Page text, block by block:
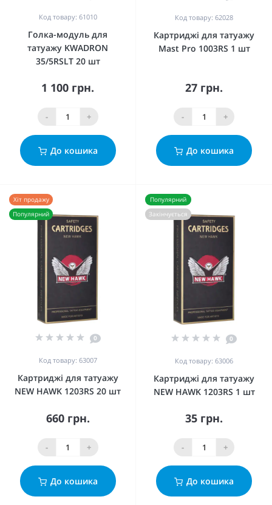
Код товару: 61010
Голка-модуль для
татуажу KWADRON
35/5RSLT 20 шт
1 100 грн.
- +
До кошика
Код товару: 62028
Картриджі для татуажу
Mast Pro 1003RS 1 шт
27 грн.
- +
До кошика
Хіт продажу
Популярний
0
Код товару: 63007
Картриджі для татуажу
NEW HAWK 1203RS 20 шт
660 грн.
- +
До кошика
Популярний
Закінчується
0
Код товару: 63006
Картриджі для татуажу
NEW HAWK 1203RS 1 шт
35 грн.
- +
До кошика